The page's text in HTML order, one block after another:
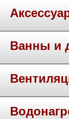
Ванны и